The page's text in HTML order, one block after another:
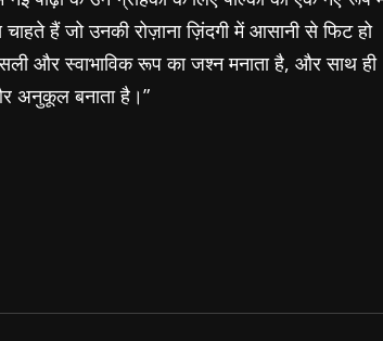
हैं जो उनकी रोज़ाना ज़िंदगी में आसानी से फिट हो
और स्वाभाविक रूप का जश्न मनाता है, और साथ ही
अनुकूल बनाता है।”